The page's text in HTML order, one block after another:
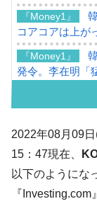
『Money1』
コアコアは上が
『Money1』
発令。李在明「
07月販売台数は
た。『起亜』は
『Money1』
落！
2022年08月09
15：47現在、
以下のようにな
『Investing.com